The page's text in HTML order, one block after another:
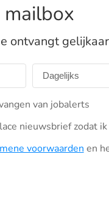
mailbox
ontvangt
van jobalerts
nieuwsbrief zodat
voorwaarden en